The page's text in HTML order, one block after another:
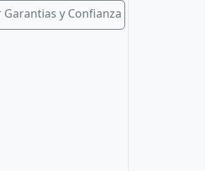
Garantias y Confianza